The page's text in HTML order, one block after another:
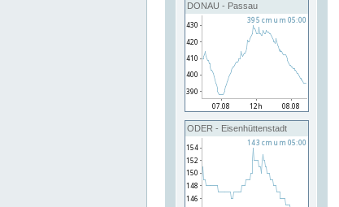
DONAU - Passau
ODER - Eisenhüttenstadt